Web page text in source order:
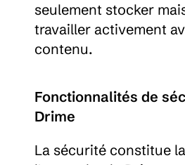
seulement stocker
travailler activement
contenu.
Fonctionnalités de
Drime
La sécurité constitue